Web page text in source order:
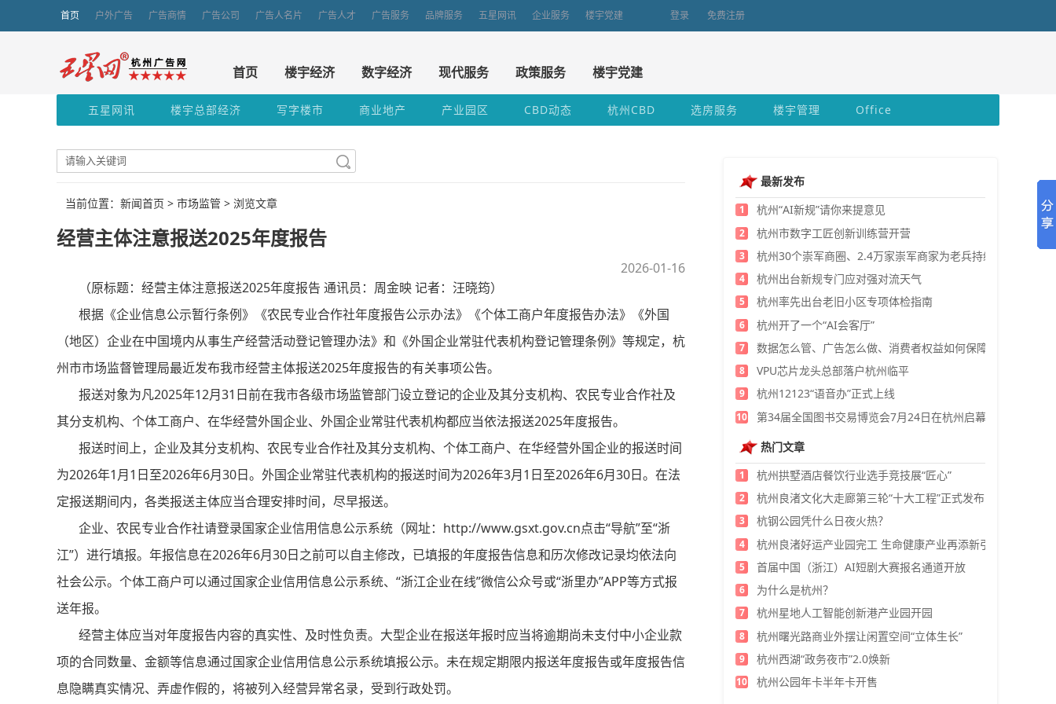
首页 户外广告 广告商情 广告公司 广告人名片 广告人才 广告服务 品牌服务 五星网讯 企业服务 楼宇党建 登录 免费注册
首页 楼宇经济 数字经济 现代服务 政策服务 楼宇党建
五星网讯 楼宇总部经济 写字楼市 商业地产 产业园区 CBD动态 杭州CBD 选房服务 楼宇管理 Office
当前位置：新闻首页 > 市场监管 > 浏览文章
经营主体注意报送2025年度报告
2026-01-16
（原标题：经营主体注意报送2025年度报告 通讯员：周金映 记者：汪晓筠）
根据《企业信息公示暂行条例》《农民专业合作社年度报告公示办法》《个体工商户年度报告办法》《外国
（地区）企业在中国境内从事生产经营活动登记管理办法》和《外国企业常驻代表机构登记管理条例》等规定，杭
州市市场监督管理局最近发布我市经营主体报送2025年度报告的有关事项公告。
报送对象为凡2025年12月31日前在我市各级市场监管部门设立登记的企业及其分支机构、农民专业合作社及
其分支机构、个体工商户、在华经营外国企业、外国企业常驻代表机构都应当依法报送2025年度报告。
报送时间上，企业及其分支机构、农民专业合作社及其分支机构、个体工商户、在华经营外国企业的报送时间
为2026年1月1日至2026年6月30日。外国企业常驻代表机构的报送时间为2026年3月1日至2026年6月30日。在法
定报送期间内，各类报送主体应当合理安排时间，尽早报送。
企业、农民专业合作社请登录国家企业信用信息公示系统（网址：http://www.gsxt.gov.cn点击“导航”至“浙
江”）进行填报。年报信息在2026年6月30日之前可以自主修改，已填报的年度报告信息和历次修改记录均依法向
社会公示。个体工商户可以通过国家企业信用信息公示系统、“浙江企业在线”微信公众号或“浙里办”APP等方式报
送年报。
经营主体应当对年度报告内容的真实性、及时性负责。大型企业在报送年报时应当将逾期尚未支付中小企业款
项的合同数量、金额等信息通过国家企业信用信息公示系统填报公示。未在规定期限内报送年度报告或年度报告信
息隐瞒真实情况、弄虚作假的，将被列入经营异常名录，受到行政处罚。
最新发布
1 杭州“AI新规”请你来提意见
2 杭州市数字工匠创新训练营开营
3 杭州30个崇军商圈、2.4万家崇军商家为老兵持续发福利
4 杭州出台新规专门应对强对流天气
5 杭州率先出台老旧小区专项体检指南
6 杭州开了一个“AI会客厅”
7 数据怎么管、广告怎么做、消费者权益如何保障？
8 VPU芯片龙头总部落户杭州临平
9 杭州12123“语音办”正式上线
10
第34届全国图书交易博览会7月24日在杭州启幕
热门文章
1 杭州拱墅酒店餐饮行业选手竞技展“匠心”
2 杭州良渚文化大走廊第三轮“十大工程”正式发布
3 杭钢公园凭什么日夜火热？
4 杭州良渚好运产业园完工 生命健康产业再添新引擎
5 首届中国（浙江）AI短剧大赛报名通道开放
6 为什么是杭州？
7 杭州星地人工智能创新港产业园开园
8 杭州曙光路商业外摆让闲置空间“立体生长”
9 杭州西湖“政务夜市”2.0焕新
10 杭州公园年卡半年卡开售